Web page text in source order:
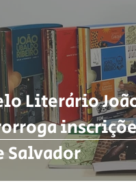
Literário
Salvador